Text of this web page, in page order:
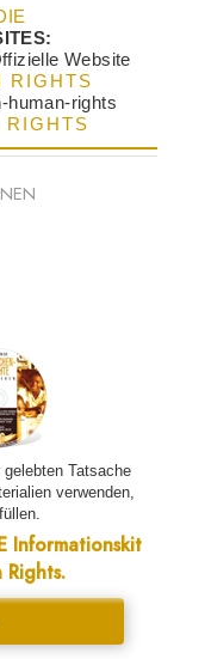
RIGHTS
RIGHTS
Tatsache
verwenden,
Informationskit